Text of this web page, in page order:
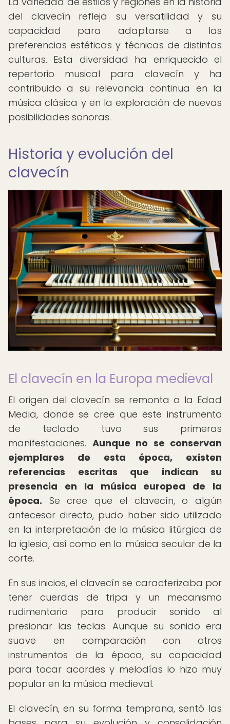
del clavecín refleja su versatilidad y su
capacidad para adaptarse a las
preferencias estéticas y técnicas de distintas
culturas. Esta diversidad ha enriquecido el
repertorio musical para clavecín y ha
contribuido a su relevancia continua en la
música clásica y en la exploración de nuevas
posibilidades sonoras.
Historia y evolución del
clavecín
El clavecín en la Europa medieval
El origen del clavecín se remonta a la Edad
Media, donde se cree que este instrumento
de teclado tuvo sus primeras
manifestaciones. Aunque no se conservan
ejemplares de esta época, existen
referencias escritas que indican su
presencia en la música europea de la
época. Se cree que el clavecín, o algún
antecesor directo, pudo haber sido utilizado
en la interpretación de la música litúrgica de
la iglesia, así como en la música secular de la
corte.
En sus inicios, el clavecín se caracterizaba por
tener cuerdas de tripa y un mecanismo
rudimentario para producir sonido al
presionar las teclas. Aunque su sonido era
suave en comparación con otros
instrumentos de la época, su capacidad
para tocar acordes y melodías lo hizo muy
popular en la música medieval.
El clavecín, en su forma temprana, sentó las